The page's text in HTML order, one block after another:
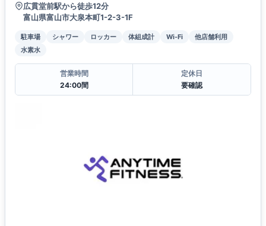
広貫堂前駅から徒歩12分
富山県富山市大泉本町1-2-3-1F
駐車場 シャワー ロッカー 体組成計 Wi-Fi
他店舗利用
水素水
営業時間
24:00間
定休日
要確認